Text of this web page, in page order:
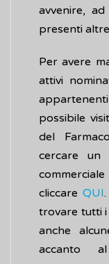
avvenire,
presenti
Per avere
attivi
possibile
del
cercare un
cliccare QUI
trovare tutti i
anche
accanto